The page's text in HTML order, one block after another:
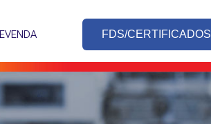
FDS/CERTIFICADOS